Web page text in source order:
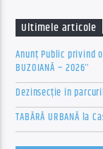
Ultimele articole
Anunț Public privind
BUZOIANĂ – 2026″
Dezinsecție în
TABĂRĂ URBANĂ la